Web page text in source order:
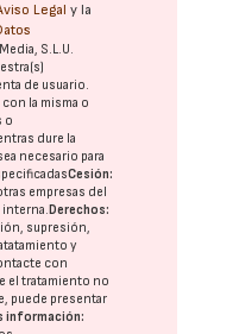
Legal y la
S.L.U.
de usuario.
la misma o
o
dure la
necesario para
Cesión:
empresas del
Derechos:
supresión,
y
con
el tratamiento no
puede presentar
información: